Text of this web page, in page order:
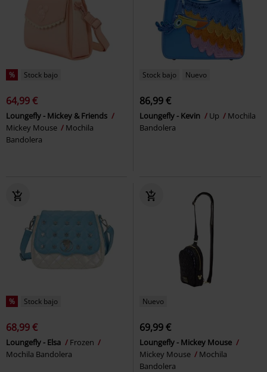
% Stock bajo
64,99 €
Loungefly - Mickey & Friends
Mickey Mouse
Mochila
Bandolera
Stock bajo Nuevo
86,99 €
Loungefly - Kevin Up
Mochila
Bandolera
% Stock bajo
68,99 €
Loungefly - Elsa
Frozen
Mochila Bandolera
Nuevo
69,99 €
Loungefly - Mickey Mouse
Mickey Mouse
Mochila
Bandolera